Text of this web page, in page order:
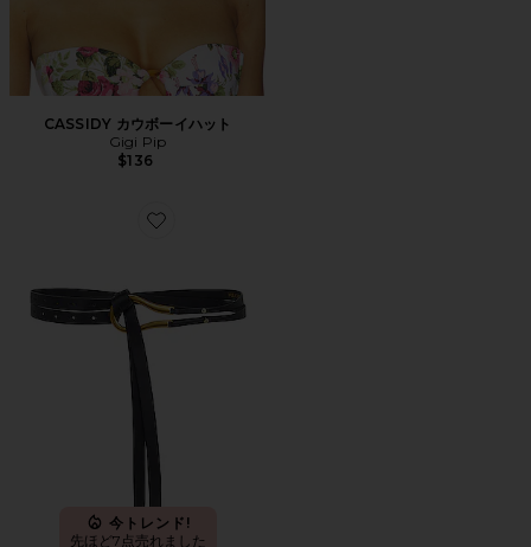
CASSIDY カウボーイハット
Gigi Pip
$136
Favorite LOOP ベルト
今トレンド!
先ほど7点売れました